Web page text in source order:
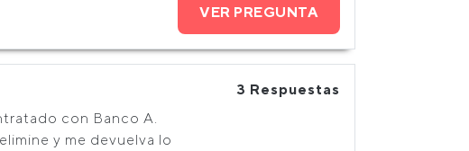
VER PREGUNTA
3 Respuestas
con Banco A.
y me devuelva lo